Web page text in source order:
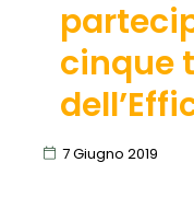
cinque
7 Giugno 2019